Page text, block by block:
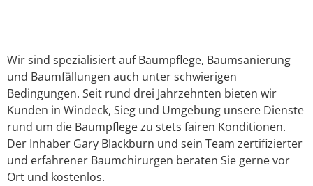
Wir sind spezialisiert auf Baumpflege, Baumsanierung
und Baumfällungen auch unter schwierigen
Bedingungen. Seit rund drei Jahrzehnten bieten wir
Kunden in Windeck, Sieg und Umgebung unsere Dienste
rund um die Baumpflege zu stets fairen Konditionen.
Der Inhaber Gary Blackburn und sein Team zertifizierter
und erfahrener Baumchirurgen beraten Sie gerne vor
Ort und kostenlos.